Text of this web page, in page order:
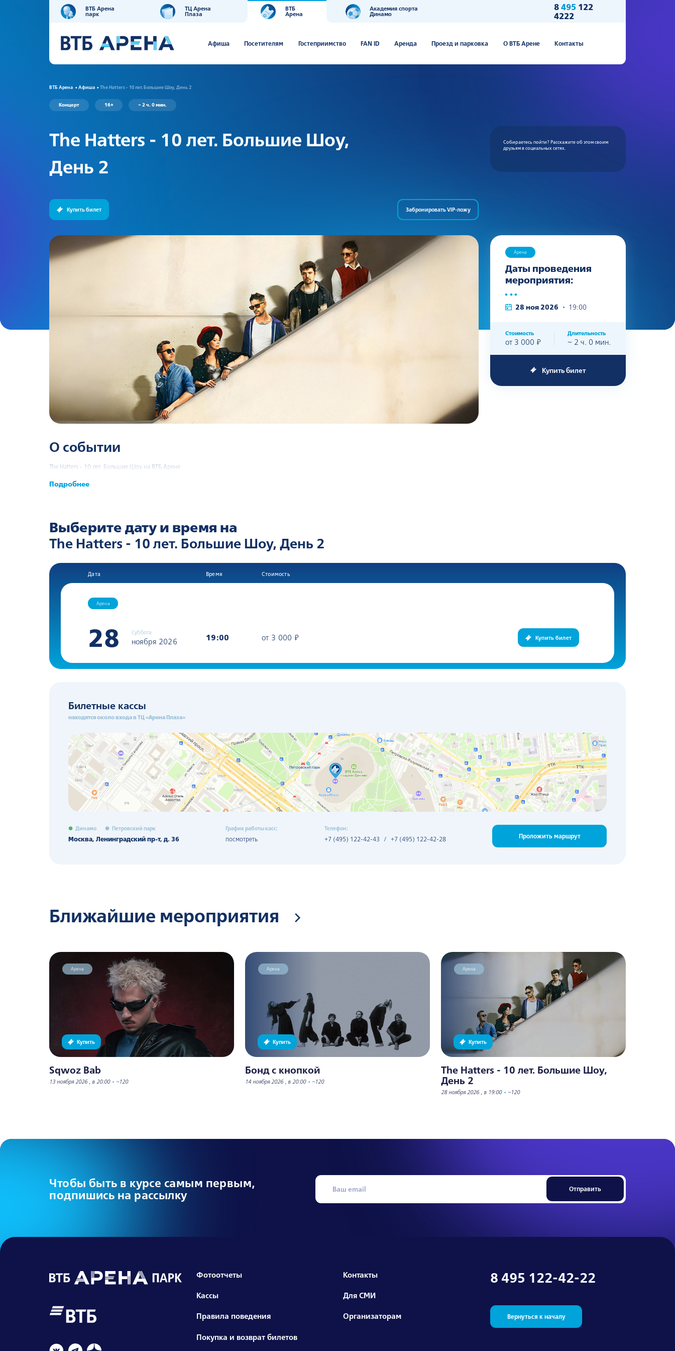
ВТБ Арена
парк
ТЦ Арена
Плаза
ВТБ
Арена
Академия спорта
Динамо
8 495122
4222
Афиша Посетителям Гостеприимство FAN ID Аренда Проезд и парковка О ВТБ Арене Контакты
ВТБ Арена Афиша The Hatters - 10 лет. Большие Шоу, День 2
Концерт 16+ ~ 2 ч. 0 мин.
The Hatters - 10 лет. Большие Шоу,
День 2
Купить билет Забронировать VIP-ложу
Собираетесь пойти? Расскажите об этом своим
друзьям в социальных сетях.
О событии
The Hatters - 10 лет. Большие Шоу на ВТБ Арене
Подробнее
Арена
Даты проведения
мероприятия:
28 ноя 2026 • 19:00
Стоимость
от 3 000 ₽
Длительность
~ 2 ч. 0 мин.
Купить билет
Выберите дату и время на
The Hatters - 10 лет. Большие Шоу, День 2
Дата Время Стоимость
Арена
28 Суббота
ноября 2026 19:00 от 3 000 ₽ Купить билет
Билетные кассы
находятся около входа в ТЦ «Арена Плаза»
Динамо Петровский парк
Москва, Ленинградский пр-т, д. 36
График работы касс:
посмотреть
Телефон:
+7 (495) 122-42-43 / +7 (495) 122-42-28 Проложить маршрут
Ближайшие мероприятия
Арена
Sqwoz Bab
13 ноября 2026 , в 20:00 • ~120
Купить
Арена
Бонд с кнопкой
14 ноября 2026 , в 20:00 • ~120
Купить
Арена
The Hatters - 10 лет. Большие Шоу,
День 2
28 ноября 2026 , в 19:00 • ~120
Купить
Чтобы быть в курсе самым первым,
подпишись на рассылку
Отправить
Фотоотчеты
Кассы
Правила поведения
Покупка и возврат билетов
Контакты
Для СМИ
Организаторам
8 495 122-42-22
Вернуться к началу